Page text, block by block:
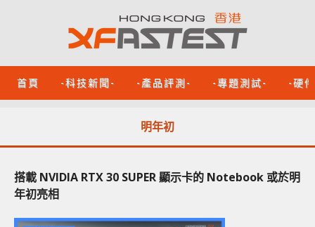
首頁 -科技新聞- -產品評測- -專題測試- -硬
明年初
搭載 NVIDIA RTX 30 SUPER 顯示卡的 Notebook 或於明
年初亮相